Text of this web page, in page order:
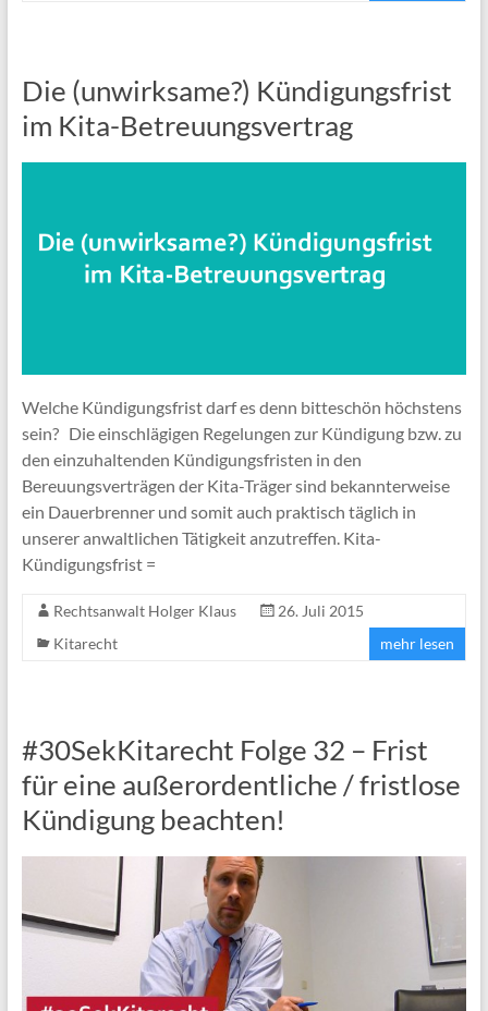
Die (unwirksame?) Kündigungsfrist
im Kita-Betreuungsvertrag
Welche Kündigungsfrist darf es denn bitteschön höchstens
sein? Die einschlägigen Regelungen zur Kündigung bzw. zu
den einzuhaltenden Kündigungsfristen in den
Bereuungsverträgen der Kita-Träger sind bekannterweise
ein Dauerbrenner und somit auch praktisch täglich in
unserer anwaltlichen Tätigkeit anzutreffen. Kita-
Kündigungsfrist =
Rechtsanwalt Holger Klaus
26. Juli 2015
Kitarecht
mehr lesen
#30SekKitarecht Folge 32 – Frist
für eine außerordentliche / fristlose
Kündigung beachten!